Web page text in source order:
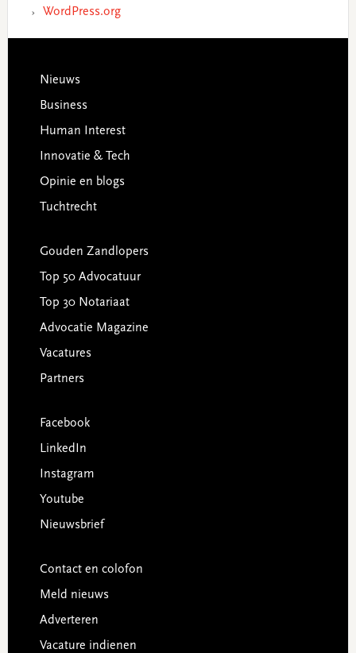
WordPress.org
Footer
Nieuws
Business
Human Interest
Innovatie & Tech
Opinie en blogs
Tuchtrecht
Gouden Zandlopers
Top 50 Advocatuur
Top 30 Notariaat
Advocatie Magazine
Vacatures
Partners
Facebook
LinkedIn
Instagram
Youtube
Nieuwsbrief
Contact en colofon
Meld nieuws
Adverteren
Vacature indienen